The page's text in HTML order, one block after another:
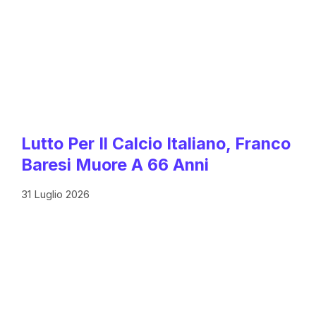
Lutto Per Il Calcio Italiano, Franco
Baresi Muore A 66 Anni
31 Luglio 2026